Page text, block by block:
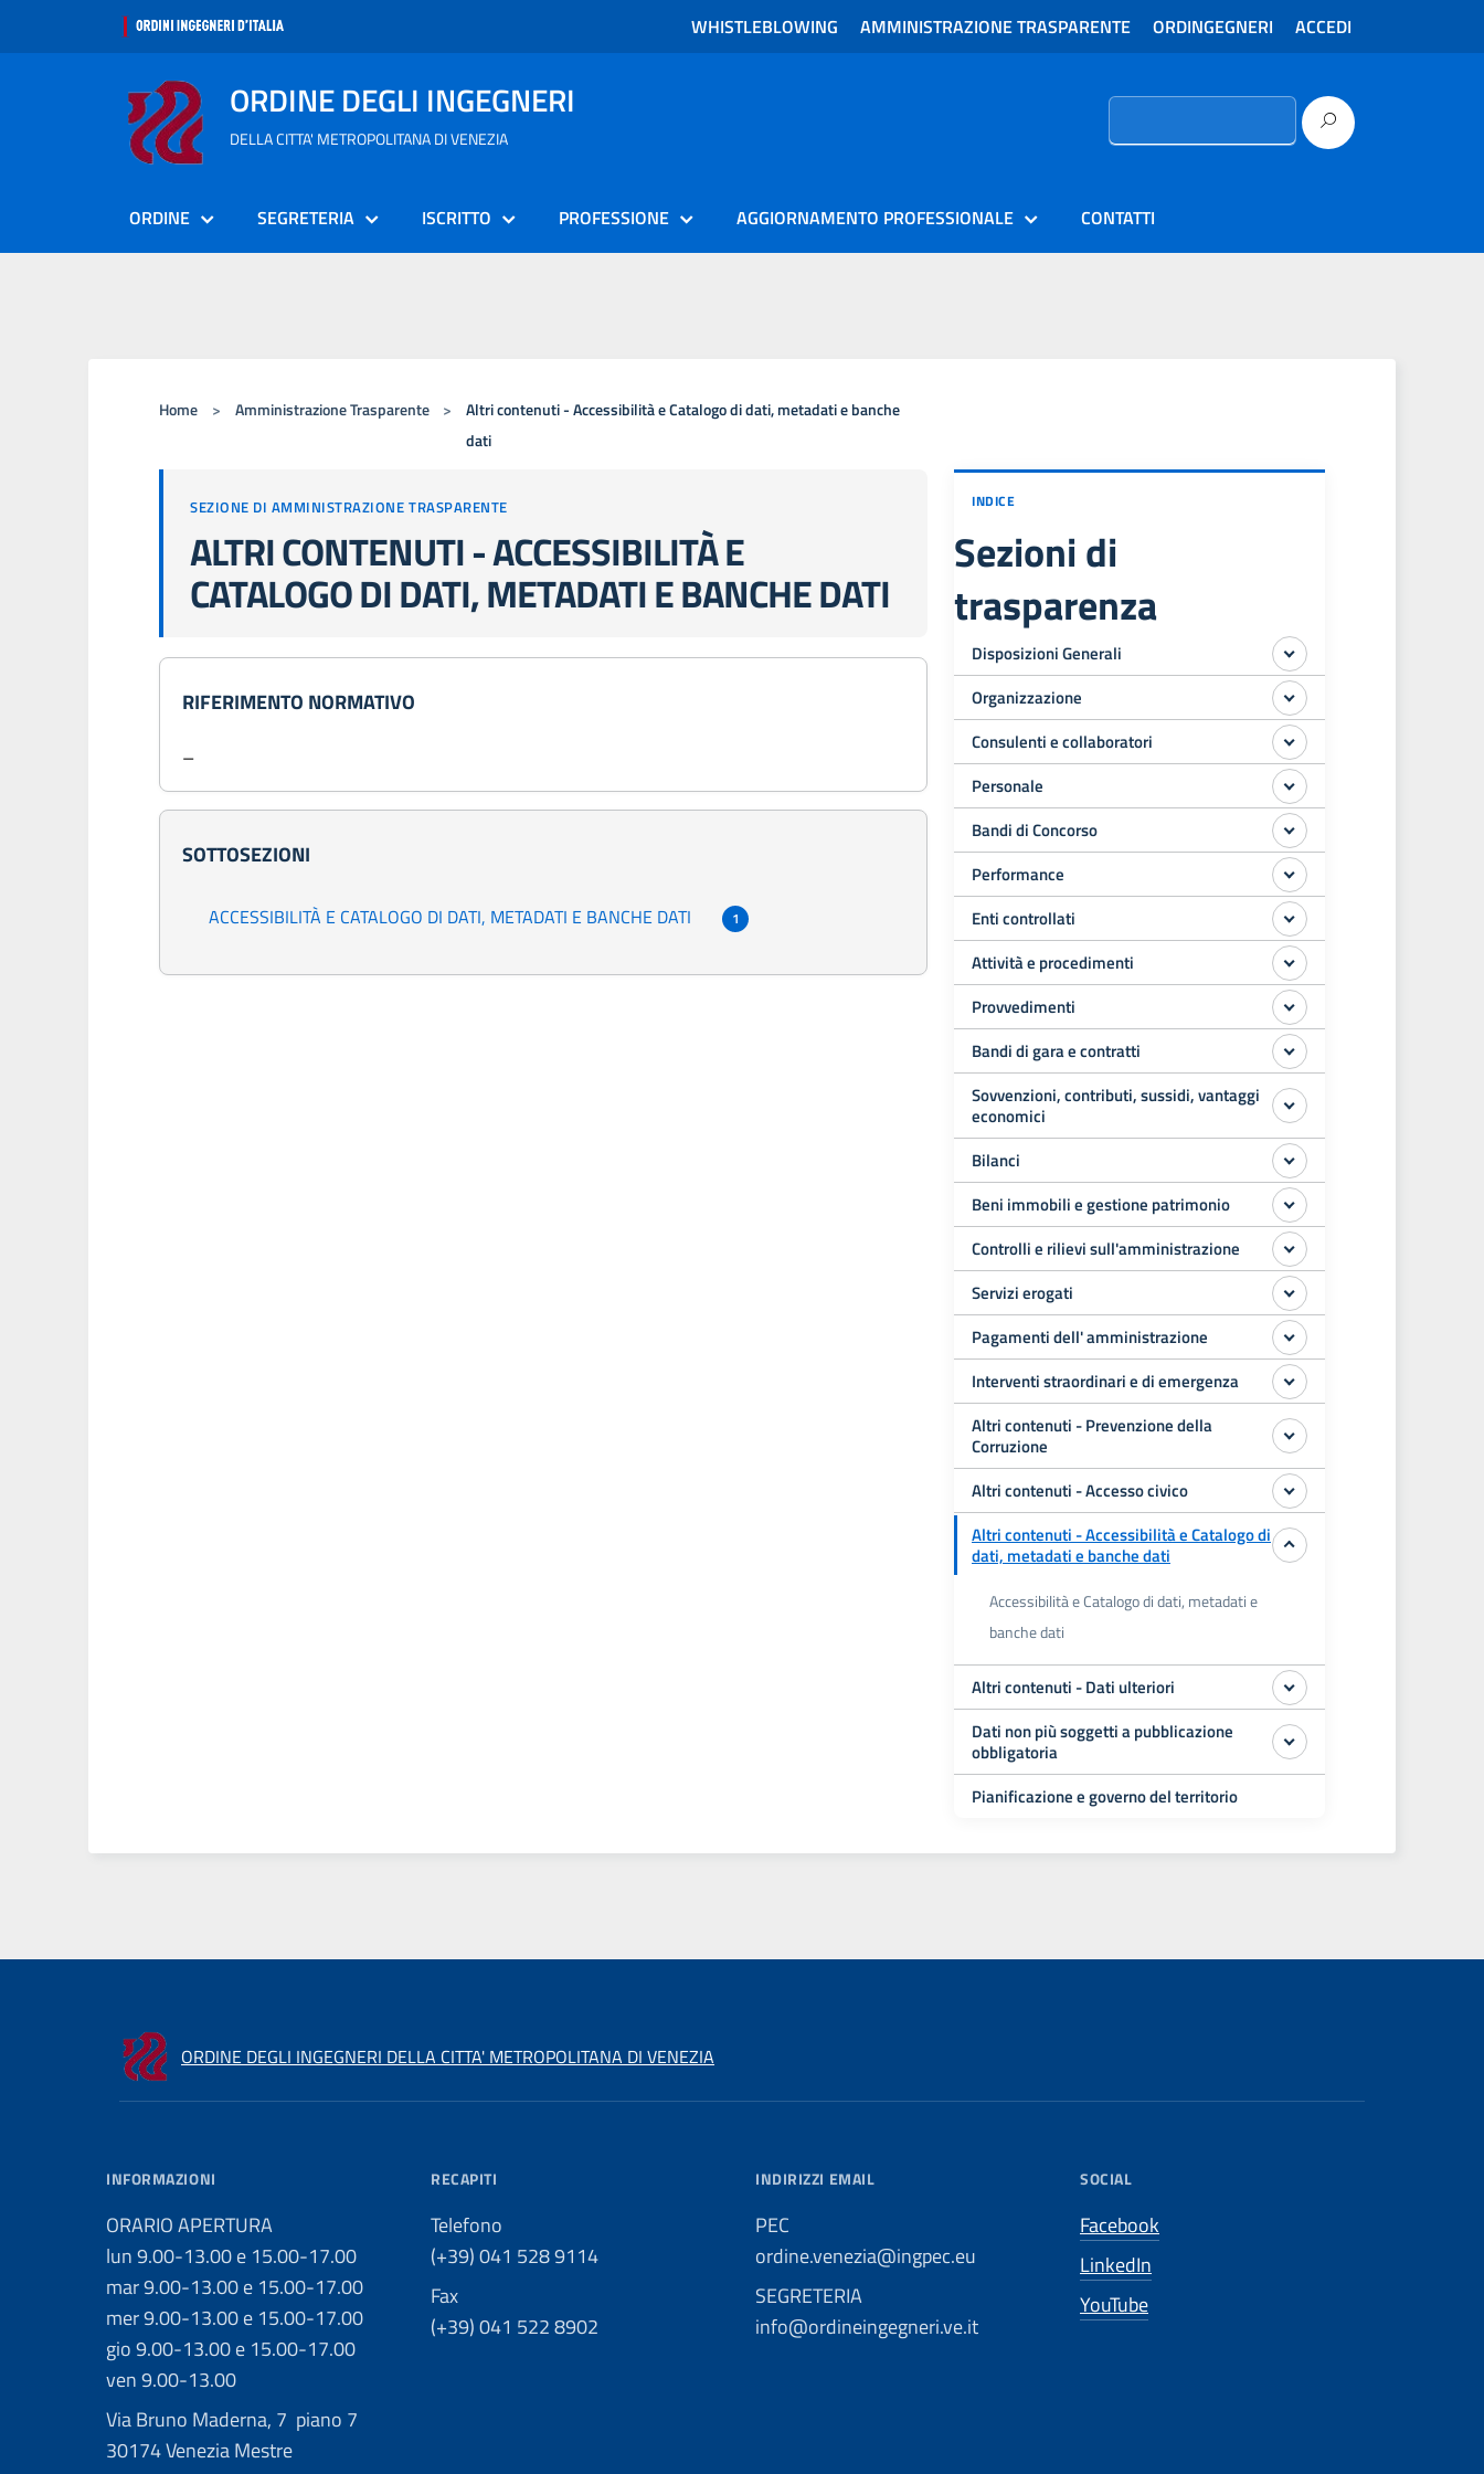
WHISTLEBLOWING AMMINISTRAZIONE TRASPARENTE ORDINGEGNERI ACCEDI
ORDINE DEGLI INGEGNERI
DELLA CITTA' METROPOLITANA DI VENEZIA
Ricerca
ORDINE SEGRETERIA ISCRITTO PROFESSIONE AGGIORNAMENTO PROFESSIONALE CONTATTI
Home > Amministrazione Trasparente >
Altri contenuti - Accessibilità e Catalogo di dati, metadati e banche
dati
SEZIONE DI AMMINISTRAZIONE TRASPARENTE
ALTRI CONTENUTI - ACCESSIBILITÀ E
CATALOGO DI DATI, METADATI E BANCHE DATI
RIFERIMENTO NORMATIVO
–
SOTTOSEZIONI
ACCESSIBILITÀ E CATALOGO DI DATI, METADATI E BANCHE DATI 1
INDICE
Sezioni di
trasparenza
Disposizioni Generali
Organizzazione
Consulenti e collaboratori
Personale
Bandi di Concorso
Performance
Enti controllati
Attività e procedimenti
Provvedimenti
Bandi di gara e contratti
Sovvenzioni, contributi, sussidi, vantaggi
economici
Bilanci
Beni immobili e gestione patrimonio
Controlli e rilievi sull'amministrazione
Servizi erogati
Pagamenti dell' amministrazione
Interventi straordinari e di emergenza
Altri contenuti - Prevenzione della
Corruzione
Altri contenuti - Accesso civico
Altri contenuti - Accessibilità e Catalogo di
dati, metadati e banche dati
Accessibilità e Catalogo di dati, metadati e
banche dati
Altri contenuti - Dati ulteriori
Dati non più soggetti a pubblicazione
obbligatoria
Pianificazione e governo del territorio
ORDINE DEGLI INGEGNERI DELLA CITTA' METROPOLITANA DI VENEZIA
INFORMAZIONI
ORARIO APERTURA
lun 9.00-13.00 e 15.00-17.00
mar 9.00-13.00 e 15.00-17.00
mer 9.00-13.00 e 15.00-17.00
gio 9.00-13.00 e 15.00-17.00
ven 9.00-13.00
Via Bruno Maderna, 7 piano 7
30174 Venezia Mestre
RECAPITI
Telefono
(+39) 041 528 9114
Fax
(+39) 041 522 8902
INDIRIZZI EMAIL
PEC
ordine.venezia@ingpec.eu
SEGRETERIA
info@ordineingegneri.ve.it
SOCIAL
Facebook
LinkedIn
YouTube